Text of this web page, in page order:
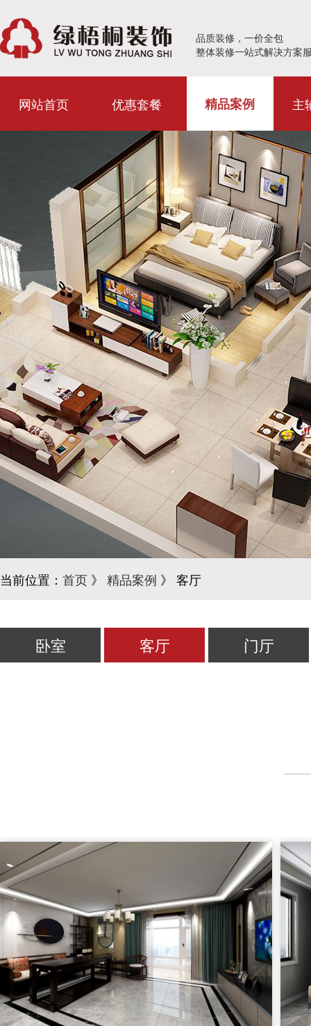
品质装修，一价全包
整体装修一站式解决方案
网站首页 优惠套餐 精品案例 主
当前位置： 首页 》 精品案例 》 客厅
卧室 客厅 门厅